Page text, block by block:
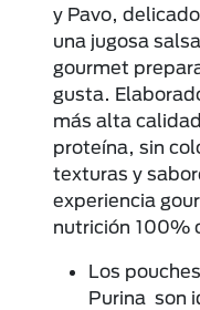
y Pavo,
una jugosa
gourmet
gusta.
más alta
proteína, sin
texturas y
experiencia
nutrición 100%
Los
Purina son